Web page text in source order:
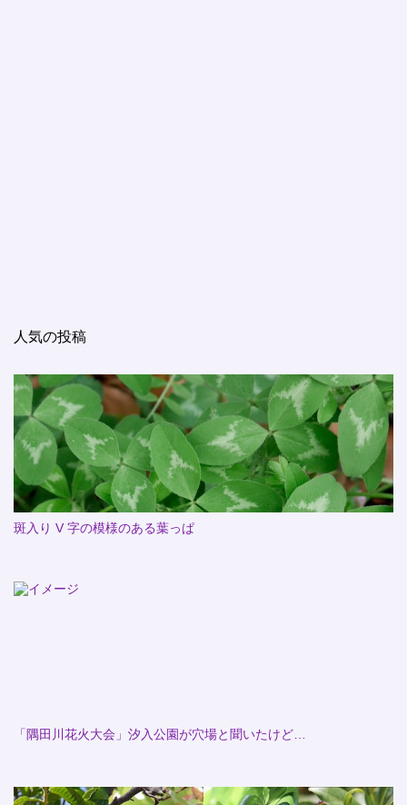
人気の投稿
斑入り V 字の模様のある葉っぱ
「隅田川花火大会」汐入公園が穴場と聞いたけど…